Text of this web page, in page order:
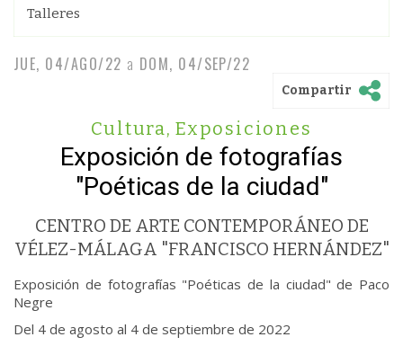
Talleres
JUE, 04/AGO/22 a DOM, 04/SEP/22
Compartir
Cultura, Exposiciones
Exposición de fotografías
"Poéticas de la ciudad"
CENTRO DE ARTE CONTEMPORÁNEO DE
VÉLEZ-MÁLAGA "FRANCISCO HERNÁNDEZ"
Exposición de fotografías "Poéticas de la ciudad" de Paco
Negre
Del 4 de agosto al 4 de septiembre de 2022